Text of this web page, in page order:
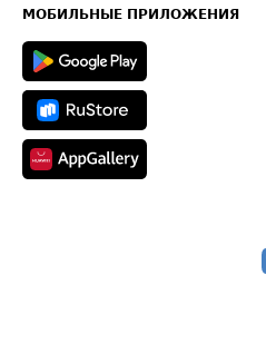
Техническая информация
МОБИЛЬНЫЕ ПРИЛОЖЕНИЯ